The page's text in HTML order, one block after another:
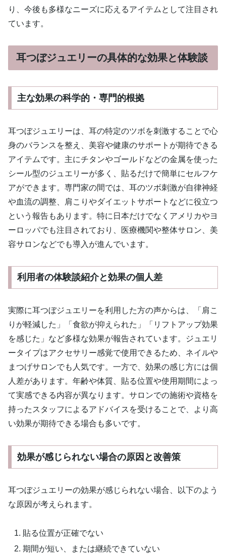
り、今後も多様なニーズに応えるアイテムとして注目され
ています。
耳つぼジュエリーの具体的な効果と体験談
主な効果の科学的・専門的根拠
耳つぼジュエリーは、耳の特定のツボを刺激することで心
身のバランスを整え、美容や健康のサポートが期待できる
アイテムです。主にチタンやゴールドなどの金属を使った
シール型のジュエリーが多く、貼るだけで簡単にセルフケ
アができます。専門家の間では、耳のツボ刺激が自律神経
や血流の調整、肩こりやダイエットサポートなどに役立つ
という報告もあります。特に日本だけでなくアメリカやヨ
ーロッパでも注目されており、医療機関や整体サロン、美
容サロンなどでも導入が進んでいます。
利用者の体験談紹介と効果の個人差
実際に耳つぼジュエリーを利用した方の声からは、「肩こ
りが軽減した」「食欲が抑えられた」「リフトアップ効果
を感じた」など多様な効果が報告されています。ジュエリ
ータイプはアクセサリー感覚で使用できるため、ネイルや
まつげサロンでも人気です。一方で、効果の感じ方には個
人差があります。年齢や体質、貼る位置や使用期間によっ
て実感できる内容が異なります。サロンでの施術や資格を
持ったスタッフによるアドバイスを受けることで、より高
い効果が期待できる場合も多いです。
効果が感じられない場合の原因と改善策
耳つぼジュエリーの効果が感じられない場合、以下のよう
な原因が考えられます。
貼る位置が正確でない
期間が短い、または継続できていない